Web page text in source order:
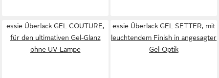
essie Überlack GEL COUTURE,
für den ultimativen Gel-Glanz
ohne UV-Lampe
essie Überlack GEL SETTER, mit
leuchtendem Finish in angesagter
Gel-Optik